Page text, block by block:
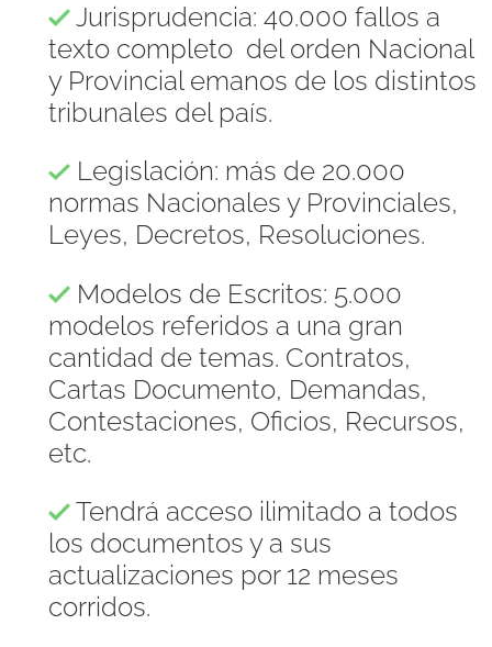
Jurisprudencia: 40.000 fallos a
texto completo del orden Nacional
y Provincial emanos de los distintos
tribunales del país.
Legislación: más de 20.000
normas Nacionales y Provinciales,
Leyes, Decretos, Resoluciones.
Modelos de Escritos: 5.000
modelos referidos a una gran
cantidad de temas. Contratos,
Cartas Documento, Demandas,
Contestaciones, Oficios, Recursos,
etc.
Tendrá acceso ilimitado a todos
los documentos y a sus
actualizaciones por 12 meses
corridos.